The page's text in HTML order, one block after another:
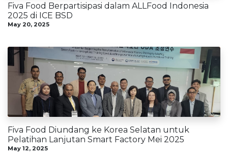
Fiva Food Berpartisipasi dalam ALLFood Indonesia
2025 di ICE BSD
May 20, 2025
Fiva Food Diundang ke Korea Selatan untuk
Pelatihan Lanjutan Smart Factory Mei 2025
May 12, 2025